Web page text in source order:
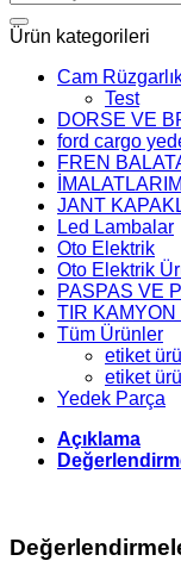
Ürün kategorileri
Cam
Test
DORSE VE
ford cargo
FREN
JANT
Led Lambalar
Oto Elektrik
Oto Elektrik
PASPAS VE
TIR KAMYON
Tüm Ürünler
etiket
etiket
Yedek Parça
Açıklama